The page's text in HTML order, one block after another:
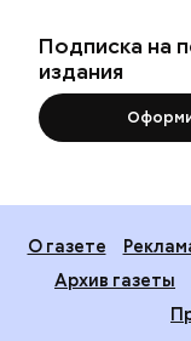
Подписка на
издания
О газете
Архив газеты